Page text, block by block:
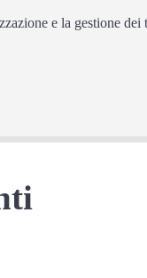
e la gestione dei